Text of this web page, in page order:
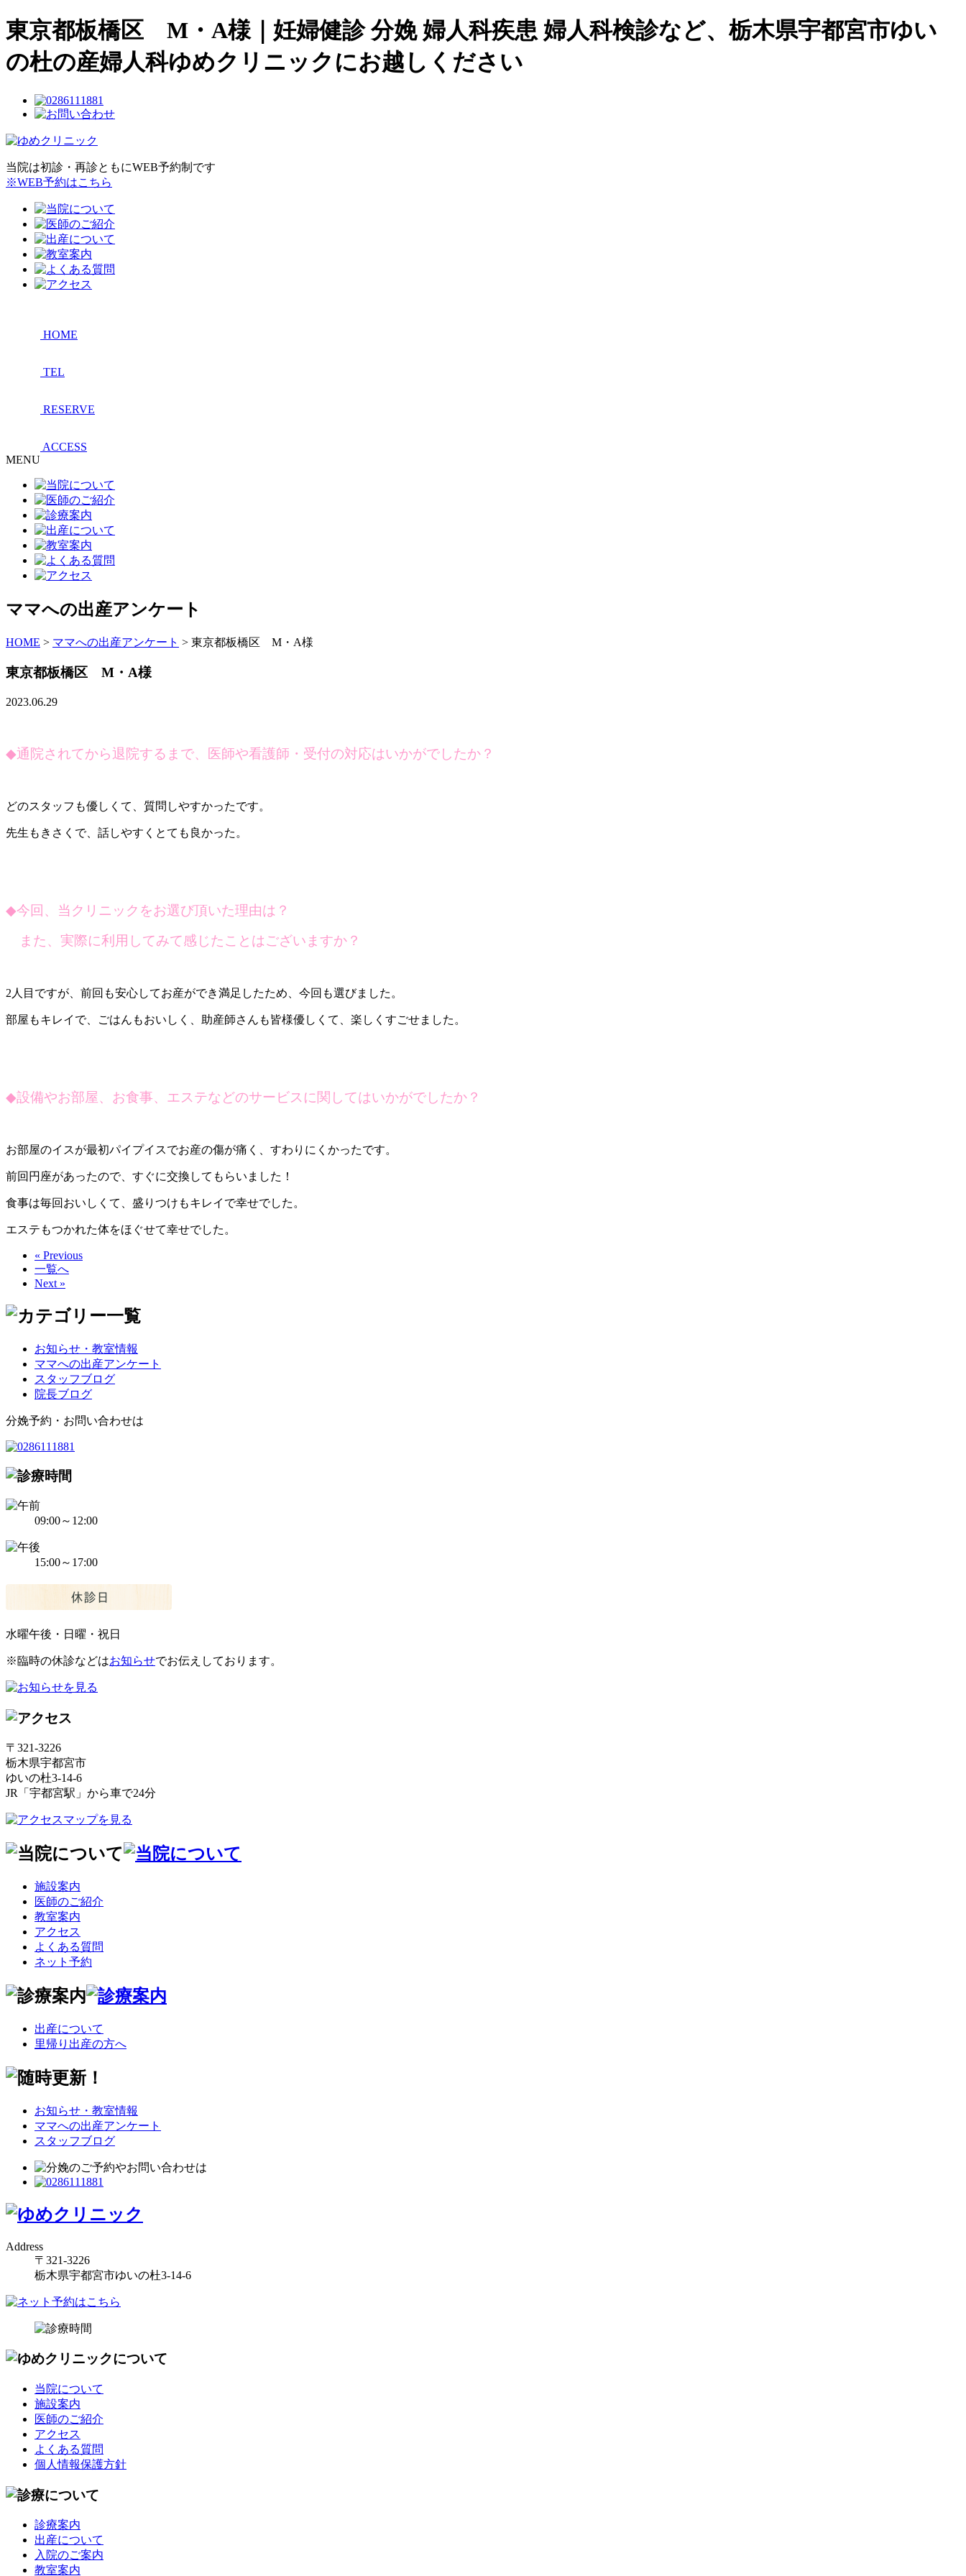
東京都板橋区 M・A様｜妊婦健診 分娩 婦人科疾患 婦人科検診など、栃木県宇都宮市ゆい
の杜の産婦人科ゆめクリニックにお越しください
当院は初診・再診ともにWEB予約制です
※WEB予約はこちら
HOME
TEL
RESERVE
ACCESS
MENU
ママへの出産アンケート
HOME > ママへの出産アンケート > 東京都板橋区 M・A様
東京都板橋区 M・A様
2023.06.29
◆通院されてから退院するまで、医師や看護師・受付の対応はいかがでしたか？
どのスタッフも優しくて、質問しやすかったです。
先生もきさくで、話しやすくとても良かった。
◆今回、当クリニックをお選び頂いた理由は？
また、実際に利用してみて感じたことはございますか？
2人目ですが、前回も安心してお産ができ満足したため、今回も選びました。
部屋もキレイで、ごはんもおいしく、助産師さんも皆様優しくて、楽しくすごせました。
◆設備やお部屋、お食事、エステなどのサービスに関してはいかがでしたか？
お部屋のイスが最初パイプイスでお産の傷が痛く、すわりにくかったです。
前回円座があったので、すぐに交換してもらいました！
食事は毎回おいしくて、盛りつけもキレイで幸せでした。
エステもつかれた体をほぐせて幸せでした。
« Previous
一覧へ
Next »
お知らせ・教室情報
ママへの出産アンケート
スタッフブログ
院長ブログ
分娩予約・お問い合わせは
09:00～12:00
15:00～17:00
水曜午後・日曜・祝日
※臨時の休診などはお知らせでお伝えしております。
〒321-3226
栃木県宇都宮市
ゆいの杜3-14-6
JR「宇都宮駅」から車で24分
施設案内
医師のご紹介
教室案内
アクセス
よくある質問
ネット予約
出産について
里帰り出産の方へ
お知らせ・教室情報
ママへの出産アンケート
スタッフブログ
Address
〒321-3226
栃木県宇都宮市ゆいの杜3-14-6
当院について
施設案内
医師のご紹介
アクセス
よくある質問
個人情報保護方針
診療案内
出産について
入院のご案内
教室案内